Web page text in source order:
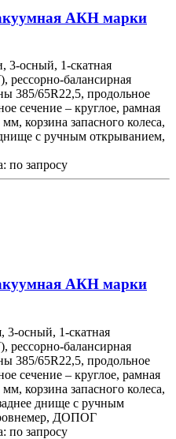
АКН марки
3-осный, 1-скатная
рессорно-балансирная
385/65R22,5, продольное
сечение – круглое, рамная
корзина запасного колеса,
с ручным открыванием,
по запросу
АКН марки
3-осный, 1-скатная
рессорно-балансирная
385/65R22,5, продольное
сечение – круглое, рамная
корзина запасного колеса,
днище с ручным
ДОПОГ
по запросу